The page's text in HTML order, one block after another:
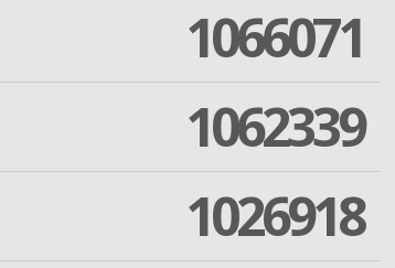
1066071
1062339
1026918